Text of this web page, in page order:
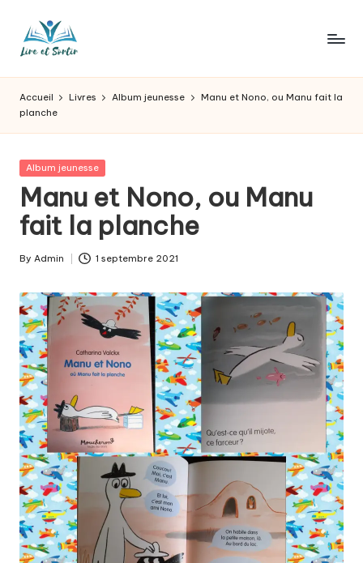
L
ir
e
e
t
s
o
r
t
ir
pour
goûts,
des
sorties
pour
tous
les
Accueil Livres Album jeunesse
Manu et Nono, ou Manu fait la
planche
Posted
Album jeunesse
Manu et Nono, ou Manu
fait la planche
Posted
By Admin 1 septembre 2021